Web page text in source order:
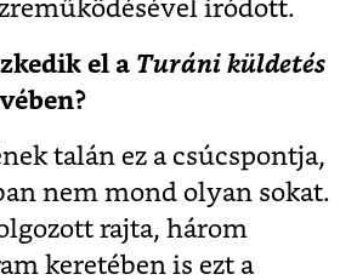
íródott.
el a Turáni küldetés
talán ez a csúcspontja,
nem mond olyan sokat.
rajta, három
keretében is ezt a